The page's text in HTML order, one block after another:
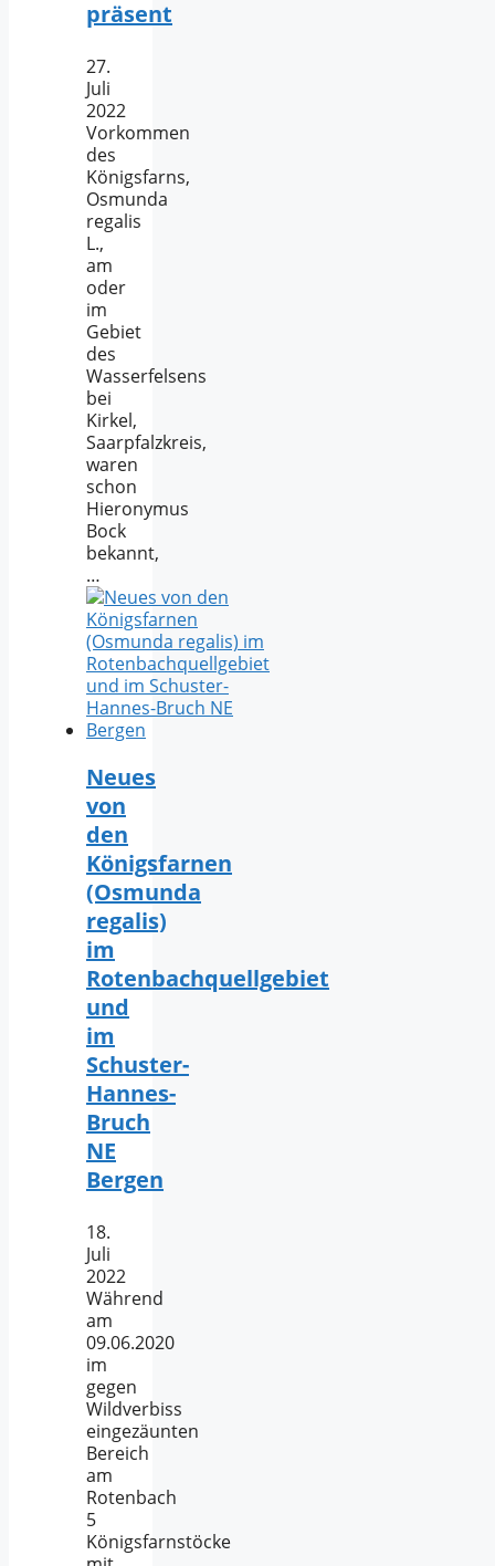
präsent
27.
Juli
2022
Vorkommen
des
Königsfarns,
Osmunda
regalis
L.,
am
oder
im
Gebiet
des
Wasserfelsens
bei
Kirkel,
Saarpfalzkreis,
waren
schon
Hieronymus
Bock
bekannt,
…
Neues
von
den
Königsfarnen
(Osmunda
regalis)
im
Rotenbachquellgebiet
und
im
Schuster-
Hannes-
Bruch
NE
Bergen
18.
Juli
2022
Während
am
09.06.2020
im
gegen
Wildverbiss
eingezäunten
Bereich
am
Rotenbach
5
Königsfarnstöcke